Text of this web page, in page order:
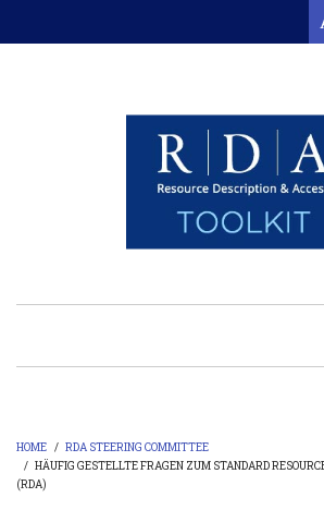
to
Breadcrumb
HOME / RDA STEERING COMMITTEE
/ HÄUFIG GESTELLTE FRAGEN ZUM STANDARD
(RDA)